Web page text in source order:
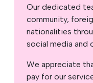
Our dedicated
community,
nationalities
social media and
We appreciate
pay for our